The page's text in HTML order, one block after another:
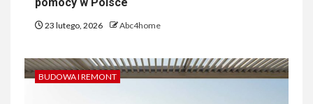
23 lutego, 2026 Abc4home
BUDOWA I REMONT